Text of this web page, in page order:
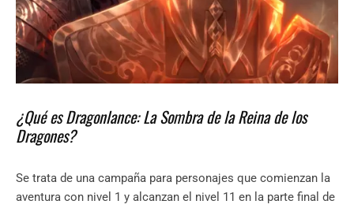
¿Qué es Dragonlance: La Sombra de la Reina de los
Dragones?
Se trata de una campaña para personajes que comienzan la
aventura con nivel 1 y alcanzan el nivel 11 en la parte final de